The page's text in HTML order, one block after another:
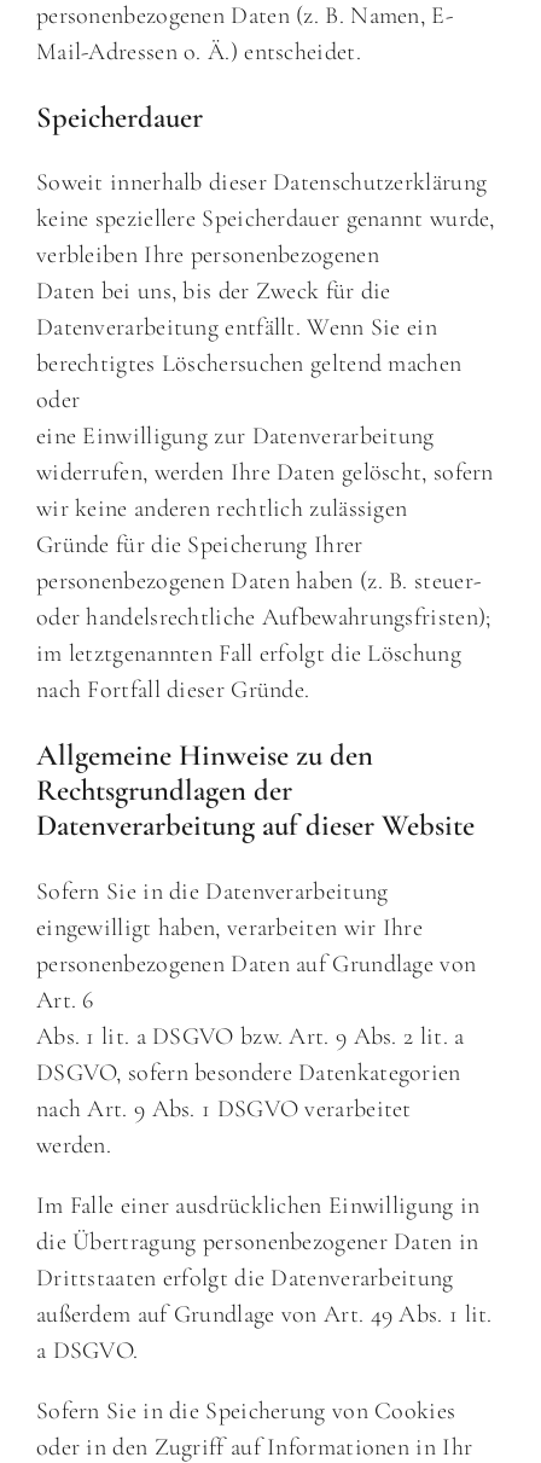
personenbezogenen Daten (z. B. Namen, E-
Mail-Adressen o. Ä.) entscheidet.
Speicherdauer
Soweit innerhalb dieser Datenschutzerklärung
keine speziellere Speicherdauer genannt wurde,
verbleiben Ihre personenbezogenen
Daten bei uns, bis der Zweck für die
Datenverarbeitung entfällt. Wenn Sie ein
berechtigtes Löschersuchen geltend machen
oder
eine Einwilligung zur Datenverarbeitung
widerrufen, werden Ihre Daten gelöscht, sofern
wir keine anderen rechtlich zulässigen
Gründe für die Speicherung Ihrer
personenbezogenen Daten haben (z. B. steuer-
oder handelsrechtliche Aufbewahrungsfristen);
im letztgenannten Fall erfolgt die Löschung
nach Fortfall dieser Gründe.
Allgemeine Hinweise zu den
Rechtsgrundlagen der
Datenverarbeitung auf dieser Website
Sofern Sie in die Datenverarbeitung
eingewilligt haben, verarbeiten wir Ihre
personenbezogenen Daten auf Grundlage von
Art. 6
Abs. 1 lit. a DSGVO bzw. Art. 9 Abs. 2 lit. a
DSGVO, sofern besondere Datenkategorien
nach Art. 9 Abs. 1 DSGVO verarbeitet
werden.
Im Falle einer ausdrücklichen Einwilligung in
die Übertragung personenbezogener Daten in
Drittstaaten erfolgt die Datenverarbeitung
außerdem auf Grundlage von Art. 49 Abs. 1 lit.
a DSGVO.
Sofern Sie in die Speicherung von Cookies
oder in den Zugriff auf Informationen in Ihr